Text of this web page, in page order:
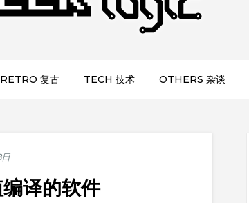
RETRO 复古 TECH 技术 OTHERS 杂谈
译的软件